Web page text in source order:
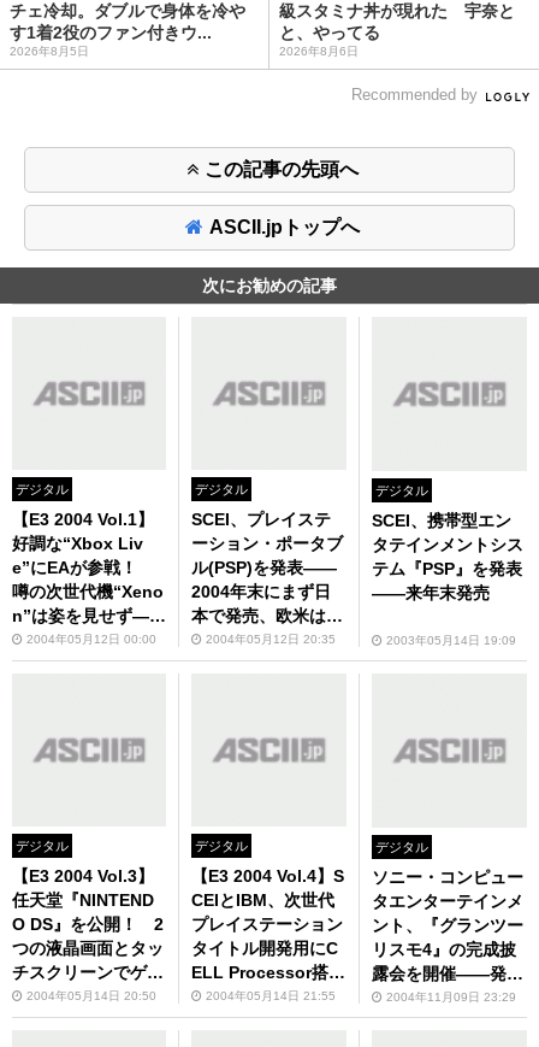
チェ冷却。ダブルで身体を冷や
す1着2役のファン付きウ...
2026年8月5日
級スタミナ丼が現れた 宇奈と
と、やってる
2026年8月6日
Recommended by
この記事の先頭へ
ASCII.jpトップへ
次にお勧めの記事
デジタル
【E3 2004 Vol.1】
好調な“Xbox Liv
e”にEAが参戦！
噂の次世代機“Xeno
n”は姿を見せず――
マイクロソフト“Xb
ox 2004 E3 Briefin
2004年05月12日 00:00
デジタル
SCEI、プレイステ
ーション・ポータブ
ル(PSP)を発表――
2004年末にまず日
本で発売、欧米は来
春発売
2004年05月12日 20:35
デジタル
SCEI、携帯型エン
タテインメントシス
テム『PSP』を発表
――来年末発売
2003年05月14日 19:09
デジタル
【E3 2004 Vol.3】
任天堂『NINTEND
O DS』を公開！ 2
つの液晶画面とタッ
チスクリーンでゲー
ムの革命を目指す
2004年05月14日 20:50
デジタル
【E3 2004 Vol.4】S
CEIとIBM、次世代
プレイステーション
タイトル開発用にC
ELL Processor搭載
のワークステーショ
ンを開発
2004年05月14日 21:55
デジタル
ソニー・コンピュー
タエンターテインメ
ント、『グランツー
リスモ4』の完成披
露会を開催――発売
は12月3日
2004年11月09日 23:29